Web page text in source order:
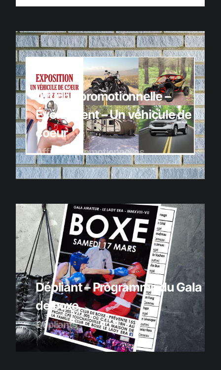
Affiche promotionnelle –
Événement – Un véhicule de
coeur
Affiches promotionnelles
Dépliant – Programme du Gala
de boxe
Dépliants